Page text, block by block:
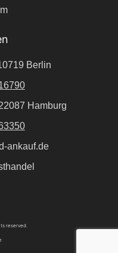
Berlin
Hamburg
ankauf.de
reserved.